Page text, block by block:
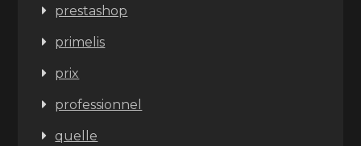
prestashop
primelis
prix
professionnel
quelle